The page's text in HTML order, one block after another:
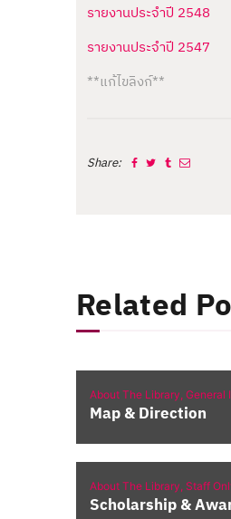
รายงานประจำปี 2548
รายงานประจำปี 2547
**แก้ไขลิงก์**
Share:
Related
About The Library, General
Map & Direction
About The Library, Staff
Scholarship &